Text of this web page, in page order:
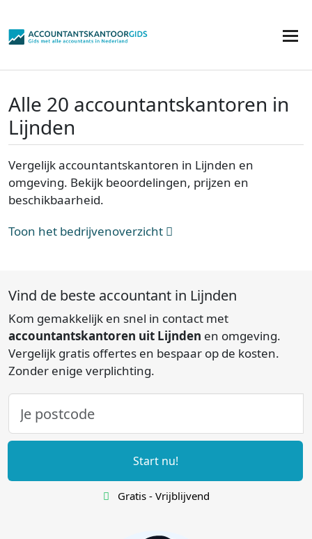
Alle 20 accountantskantoren in
Lijnden
Vergelijk accountantskantoren in Lijnden en
omgeving. Bekijk beoordelingen, prijzen en
beschikbaarheid.
Toon het bedrijvenoverzicht
Vind de beste accountant in Lijnden
Kom gemakkelijk en snel in contact met
accountantskantoren uit Lijnden en omgeving.
Vergelijk gratis offertes en bespaar op de kosten.
Zonder enige verplichting.
Start nu!
Gratis - Vrijblijvend